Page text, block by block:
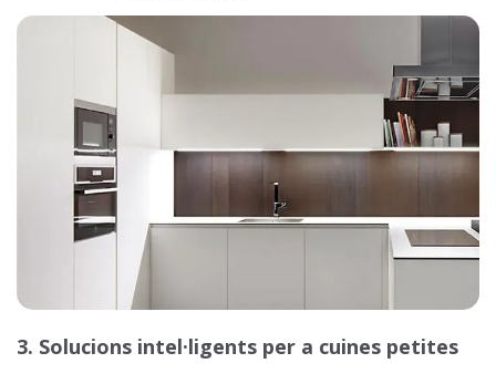
3. Solucions intel·ligents per a cuines petites